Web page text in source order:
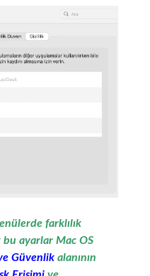
farklılık
ayarlar Mac OS
Güvenlikalanının